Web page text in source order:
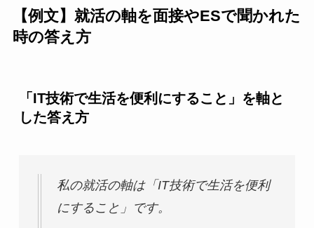
【例文】就活の軸を面接やESで聞かれた
時の答え方
「IT技術で生活を便利にすること」を軸と
した答え方
私の就活の軸は「IT技術で生活を便利
にすること」です。